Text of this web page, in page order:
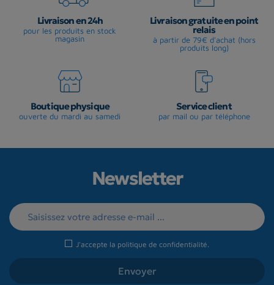
Livraison en 24h
pour les produits en stock
magasin
Livraison gratuite en point
relais
à partir de 79€ d'achat (hors
produits long)
Boutique physique
ouverte du mardi au samedi
Service client
par mail ou par téléphone
Newsletter
J'accepte la politique de confidentialité